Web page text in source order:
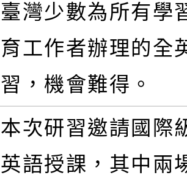
臺灣少數為所有學
育工作者辦理的全
習，機會難得。
本次研習邀請國際
英語授課，其中兩